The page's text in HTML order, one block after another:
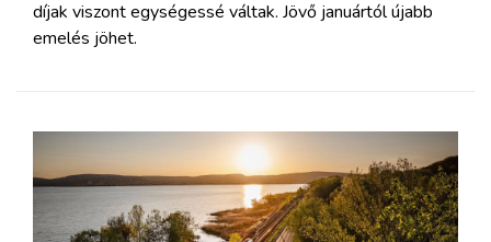
díjak viszont egységessé váltak. Jövő januártól újabb
emelés jöhet.